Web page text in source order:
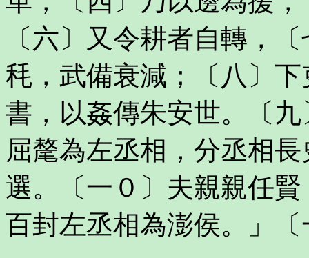
〔六〕又令耕者自轉，
秏，武備衰減；〔八〕
書，以姦傳朱安世。〔
屈氂為左丞相，分丞相
選。〔一０〕夫親親任
百封左丞相為澎侯。」〔